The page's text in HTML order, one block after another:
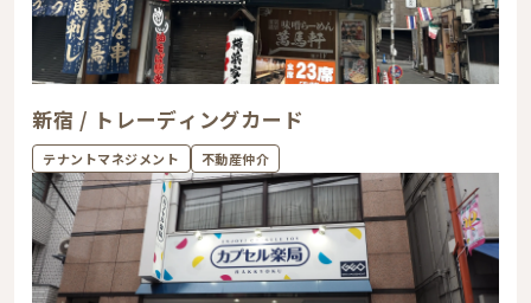
新宿 / トレーディングカード
テナントマネジメント 不動産仲介